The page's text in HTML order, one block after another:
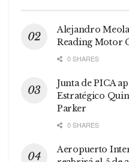
Alejandro Meola
Reading Motor
0 SHARES
Junta de PICA
Estratégico
Parker
0 SHARES
Aeropuerto